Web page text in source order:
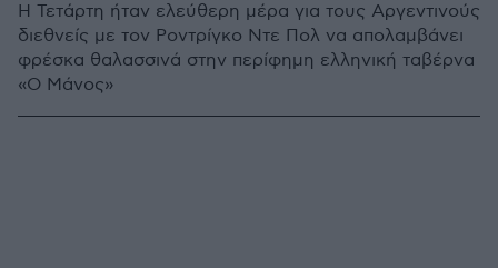
Η Τετάρτη ήταν ελεύθερη μέρα για τους Αργεντινούς
διεθνείς με τον Ροντρίγκο Ντε Πολ να απολαμβάνει
φρέσκα θαλασσινά στην περίφημη ελληνική ταβέρνα
«Ο Μάνος»